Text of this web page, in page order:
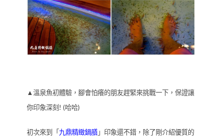
▲溫泉魚初體驗，腳會怕癢的朋友趕緊來挑戰一下，保證讓
你印象深刻! (哈哈)
初次來到「 九鼎精緻鍋膳」印象還不錯，除了剛介紹優質的